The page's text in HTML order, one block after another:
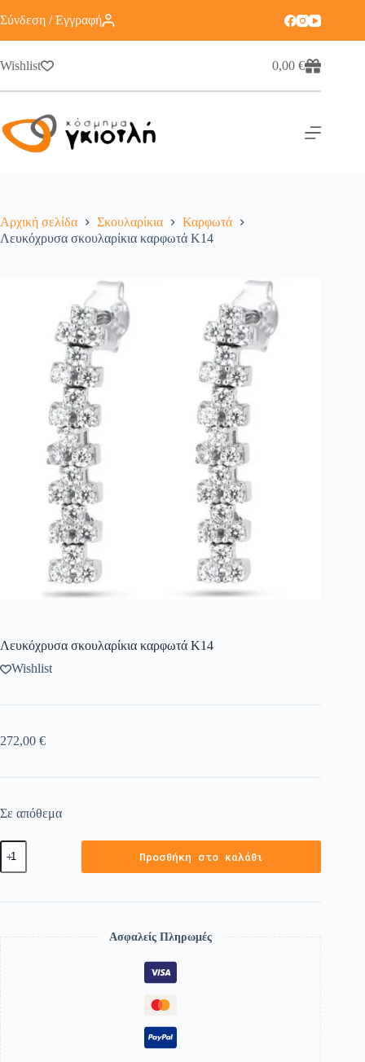
Σύνδεση / Εγγραφή
Wishlist 0,00€
Αρχική σελίδα Σκουλαρίκια
Καρφωτά
Λευκόχρυσα σκουλαρίκια καρφωτά Κ14
Λευκόχρυσα σκουλαρίκια καρφωτά Κ14
Wishlist
272,00 €
Σε απόθεμα
Προσθήκη στο καλάθι
Ασφαλείς Πληρωμές